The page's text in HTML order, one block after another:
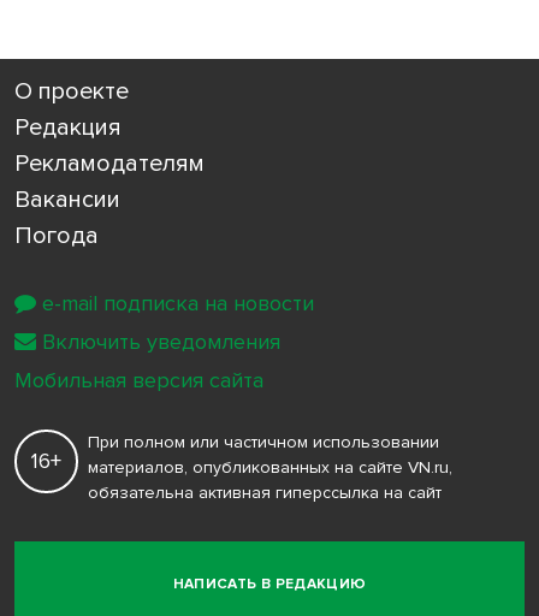
О проекте
Редакция
Рекламодателям
Вакансии
Погода
НАПИСАТЬ В РЕДАКЦИЮ
16+
При полном или частичном использовании
материалов, опубликованных на сайте VN.ru,
обязательна активная гиперссылка на сайт
e-mail подписка на новости
Включить уведомления
Мобильная версия сайта